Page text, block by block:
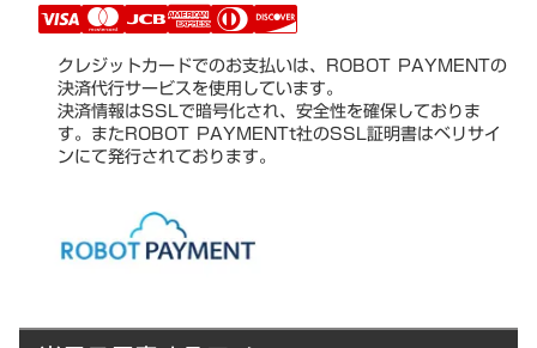
クレジットカードでのお支払いは、ROBOT PAYMENTの
決済代行サービスを使用しています。
決済情報はSSLで暗号化され、安全性を確保しておりま
す。またROBOT PAYMENTt社のSSL証明書はベリサイ
ンにて発行されております。